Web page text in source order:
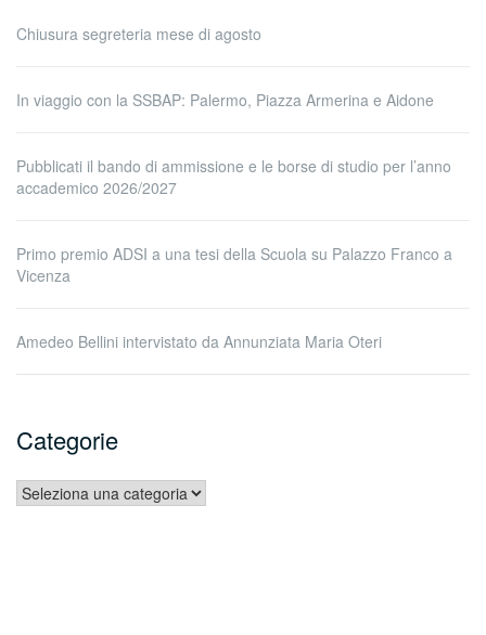
Chiusura segreteria mese di agosto
In viaggio con la SSBAP: Palermo, Piazza Armerina e Aidone
Pubblicati il bando di ammissione e le borse di studio per l’anno
accademico 2026/2027
Primo premio ADSI a una tesi della Scuola su Palazzo Franco a
Vicenza
Amedeo Bellini intervistato da Annunziata Maria Oteri
Categorie
Categorie